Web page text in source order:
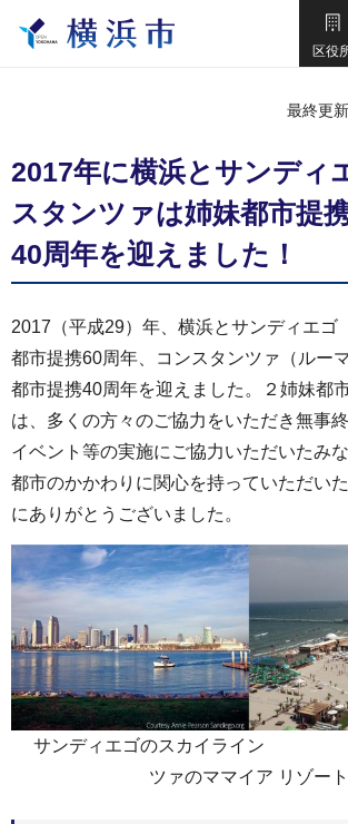
区役
最終更
2017年に横浜とサンディ
スタンツァは姉妹都市提携
40周年を迎えました！
2017（平成29）年、横浜とサンディエゴ
都市提携60周年、コンスタンツァ（ルー
都市提携40周年を迎えました。２姉妹都
は、多くの方々のご協力をいただき無事終
イベント等の実施にご協力いただいたみ
都市のかかわりに関心を持っていただい
にありがとうございました。
サンディエゴのスカイライ
ツァのママイア リゾート